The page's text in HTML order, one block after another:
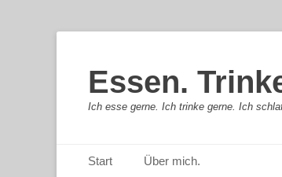
Essen.
Ich esse gerne. Ich trinke gerne. Ich
Primäres Menü
zum
Start Über mich.